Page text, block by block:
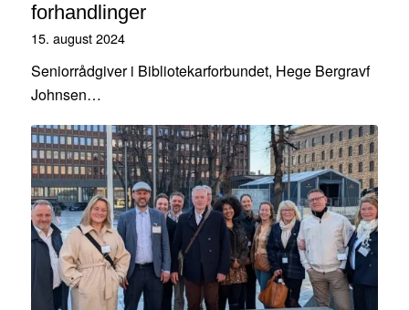
forhandlinger
15. august 2024
Seniorrådgiver i Bibliotekarforbundet, Hege Bergravf
Johnsen…